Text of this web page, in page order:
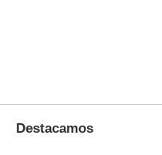
Destacamos